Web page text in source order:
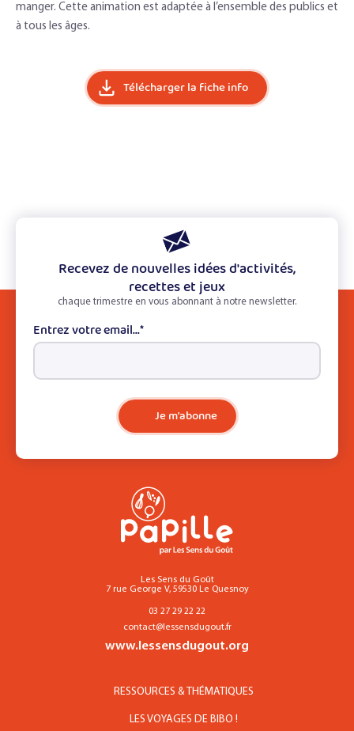
manger. Cette animation est adaptée à l’ensemble des publics et
à tous les âges.
Télécharger la fiche info
Recevez de nouvelles idées d'activités,
recettes et jeux
chaque trimestre en vous abonnant à notre newsletter.
Entrez votre email...*
Je m'abonne
Les Sens du Goût
7 rue George V, 59530 Le Quesnoy
03 27 29 22 22
contact@lessensdugout.fr
www.lessensdugout.org
RESSOURCES & THÉMATIQUES
LES VOYAGES DE BIBO !